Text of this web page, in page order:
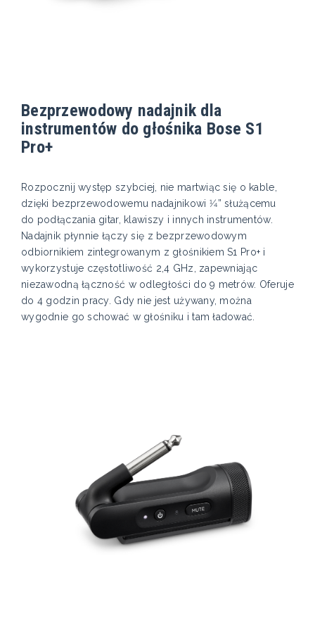
Bezprzewodowy nadajnik dla
instrumentów do głośnika Bose S1
Pro+
Rozpocznij występ szybciej, nie martwiąc się o kable,
dzięki bezprzewodowemu nadajnikowi 1⁄4” służącemu
do podłączania gitar, klawiszy i innych instrumentów.
Nadajnik płynnie łączy się z bezprzewodowym
odbiornikiem zintegrowanym z głośnikiem S1 Pro+ i
wykorzystuje częstotliwość 2,4 GHz, zapewniając
niezawodną łączność w odległości do 9 metrów. Oferuje
do 4 godzin pracy. Gdy nie jest używany, można
wygodnie go schować w głośniku i tam ładować.